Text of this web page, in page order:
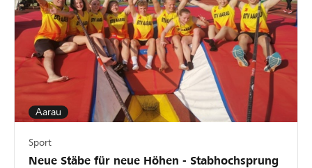
Aarau
Sport
Neue Stäbe für neue Höhen - Stabhochsprung